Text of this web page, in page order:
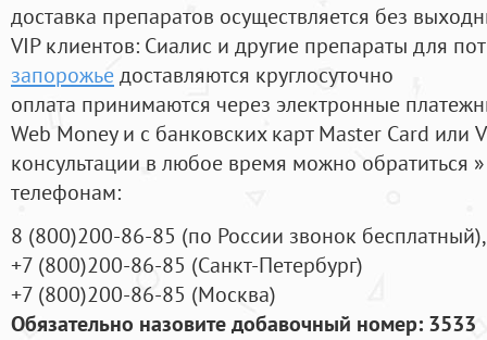
доставка препаратов осуществляется без
VIP клиентов: Сиалис и другие препараты для
запорожьедоставляются круглосуточно
оплата принимаются через электронные
Web Money и с банковских карт Master Card или
консультации в любое время можно обратиться
телефонам:
8 (800)200-86-85 (по России звонок бесплатный),
+7 (800)200-86-85 (Санкт-Петербург)
+7 (800)200-86-85 (Москва)
Обязательно назовите добавочный номер: 3533